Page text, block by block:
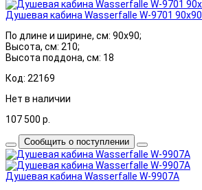
Душевая кабина Wasserfalle W-9701 90x90
По длине и ширине, см: 90x90;
Высота, см: 210;
Высота поддона, см: 18
Код: 22169
Нет в наличии
107 500 р.
Сообщить о поступлении
Душевая кабина Wasserfalle W-9907A